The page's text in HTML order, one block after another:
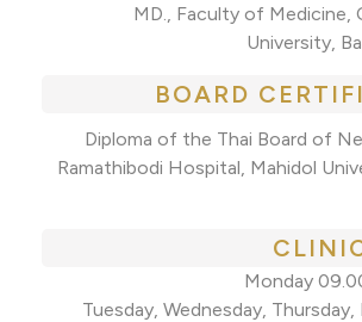
• MD., Faculty of Medicine,
University,
BOARD
• Diploma of the Thai Board of
Ramathibodi Hospital, Mahidol
• Tuesday, Wednesday,